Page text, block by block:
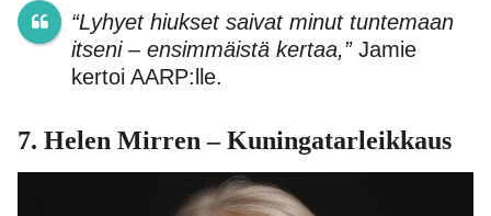
“Lyhyet hiukset saivat minut tuntemaan
itseni – ensimmäistä kertaa,”Jamie
kertoi AARP:lle.
7. Helen Mirren – Kuningatarleikkaus